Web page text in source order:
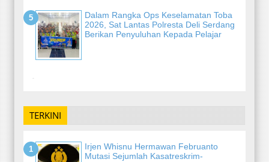
Dalam Rangka Ops Keselamatan Toba
2026, Sat Lantas Polresta Deli Serdang
Berikan Penyuluhan Kepada Pelajar
-
TERKINI
Irjen Whisnu Hermawan Februanto
Mutasi Sejumlah Kasatreskrim-